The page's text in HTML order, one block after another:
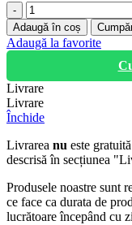
Cantitate
Mosor/tambur
pentru
motocoasa,
galben,
10
x
1.25
incarcare
cu
fir
usoara
Adaugă în coș
Adaugă la favorite
Livrare
Livrare
Închide
Livrarea nu este
descrisă în secțiunea
Produsele noastre sunt
ce face ca durata de
lucrătoare începând cu